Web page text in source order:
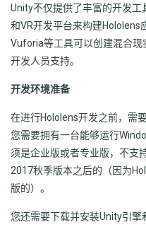
Unity不仅提供了丰富的开发
和VR开发平台来构建Hololens
Vuforia等工具可以创建混合现
开发人员支持。
开发环境准备
在进行Hololens开发之前，需
您需要拥有一台能够运行
须是企业版或者专业版，不支
2017秋季版本之后的（因为
版的）。
您还需要下载并安装Unity引擎